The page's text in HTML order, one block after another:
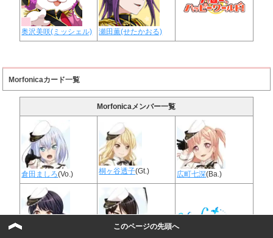
奥沢美咲(ミッシェル) 瀬田薫(せたかおる)
Morfonicaカード一覧
Morfonicaメンバー一覧
倉田ましろ(Vo.) 桐ヶ谷透子(Gt.) 広町七深(Ba.)
このページの先頭へ